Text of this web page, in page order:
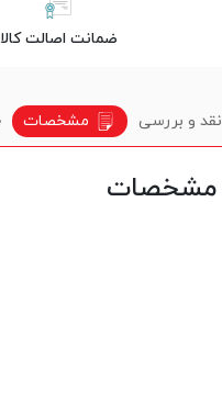
ضمانت اصالت کالا
نقد و بررسی مشخصات
مشخصات